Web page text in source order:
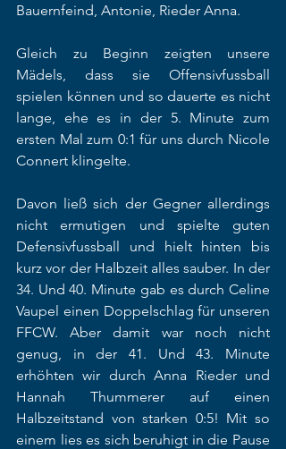
Bauernfeind, Antonie, Rieder Anna.
Gleich zu Beginn zeigten unsere
Mädels, dass sie Offensivfussball
spielen können und so dauerte es nicht
lange, ehe es in der 5. Minute zum
ersten Mal zum 0:1 für uns durch Nicole
Connert klingelte.
Davon ließ sich der Gegner allerdings
nicht ermutigen und spielte guten
Defensivfussball und hielt hinten bis
kurz vor der Halbzeit alles sauber. In der
34. Und 40. Minute gab es durch Celine
Vaupel einen Doppelschlag für unseren
FFCW. Aber damit war noch nicht
genug, in der 41. Und 43. Minute
erhöhten wir durch Anna Rieder und
Hannah Thummerer auf einen
Halbzeitstand von starken 0:5! Mit so
einem lies es sich beruhigt in die Pause